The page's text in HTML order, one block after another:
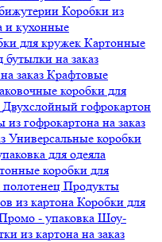
Коробки из
и кухонные
для кружек Картонные
на заказ
заказ Крафтовые
коробки для
Двухслойный гофрокартон
гофрокартона на заказ
Универсальные коробки
для одеяла
коробки для
Продукты
из картона Коробки для
- упаковка Шоу-
из картона на заказ